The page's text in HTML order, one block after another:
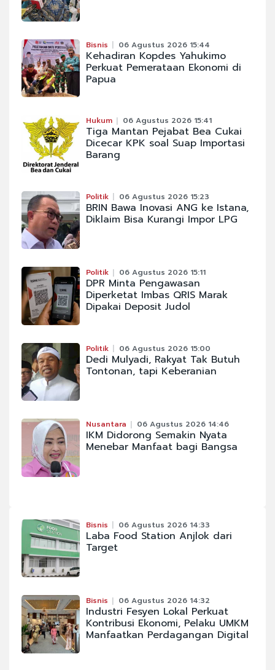
Bisnis 06 Agustus 2026 15:44
Kehadiran Kopdes Yahukimo
Perkuat Pemerataan Ekonomi di
Papua
Hukum 06 Agustus 2026 15:41
Tiga Mantan Pejabat Bea Cukai
Dicecar KPK soal Suap Importasi
Barang
Politik 06 Agustus 2026 15:23
BRIN Bawa Inovasi ANG ke Istana,
Diklaim Bisa Kurangi Impor LPG
Politik 06 Agustus 2026 15:11
DPR Minta Pengawasan
Diperketat Imbas QRIS Marak
Dipakai Deposit Judol
Politik 06 Agustus 2026 15:00
Dedi Mulyadi, Rakyat Tak Butuh
Tontonan, tapi Keberanian
Nusantara 06 Agustus 2026 14:46
IKM Didorong Semakin Nyata
Menebar Manfaat bagi Bangsa
Bisnis 06 Agustus 2026 14:33
Laba Food Station Anjlok dari
Target
Bisnis 06 Agustus 2026 14:32
Industri Fesyen Lokal Perkuat
Kontribusi Ekonomi, Pelaku UMKM
Manfaatkan Perdagangan Digital